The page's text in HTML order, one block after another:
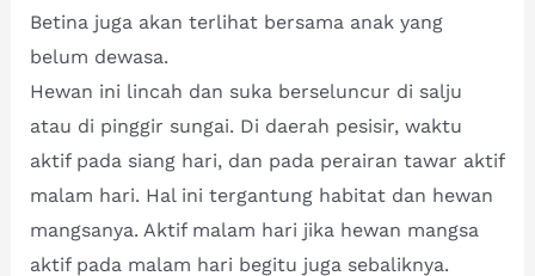
Betina juga akan terlihat bersama anak yang
belum dewasa.
Hewan ini lincah dan suka berseluncur di salju
atau di pinggir sungai. Di daerah pesisir, waktu
aktif pada siang hari, dan pada perairan tawar aktif
malam hari. Hal ini tergantung habitat dan hewan
mangsanya. Aktif malam hari jika hewan mangsa
aktif pada malam hari begitu juga sebaliknya.